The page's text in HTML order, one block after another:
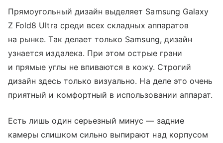
Прямоугольный дизайн выделяет Samsung Galaxy
Z Fold8 Ultra среди всех складных аппаратов
на рынке. Так делает только Samsung, дизайн
узнается издалека. При этом острые грани
и прямые углы не впиваются в кожу. Строгий
дизайн здесь только визуально. На деле это очень
приятный и комфортный в использовании аппарат.
Есть лишь один серьезный минус — задние
камеры слишком сильно выпирают над корпусом